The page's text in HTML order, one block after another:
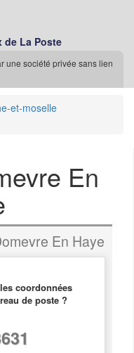
de La Poste
une société privée sans lien
et-moselle
En
En Haye
coordonnées
de poste ?